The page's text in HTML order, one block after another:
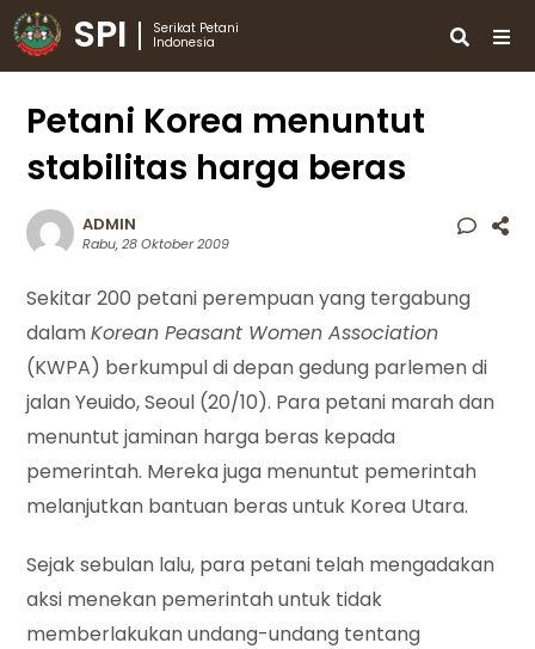
SPI
Serikat Petani
Indonesia
Petani Korea menuntut
stabilitas harga beras
ADMIN
Rabu, 28 Oktober 2009
Sekitar 200 petani perempuan yang tergabung
dalamKorean Peasant Women Association
(KWPA) berkumpul di depan gedung parlemen di
jalan Yeuido, Seoul (20/10). Para petani marah dan
menuntut jaminan harga beras kepada
pemerintah. Mereka juga menuntut pemerintah
melanjutkan bantuan beras untuk Korea Utara.
Sejak sebulan lalu, para petani telah mengadakan
aksi menekan pemerintah untuk tidak
memberlakukan undang-undang tentang